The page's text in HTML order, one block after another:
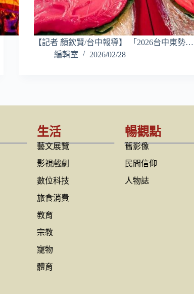
【記者 顏欽賢/台中報導】 「2026台中東勢…
編輯室
2026/02/28
生活
藝文展覽
影視戲劇
數位科技
旅食消費
教育
宗教
寵物
體育
暢觀點
舊影像
民間信仰
人物誌